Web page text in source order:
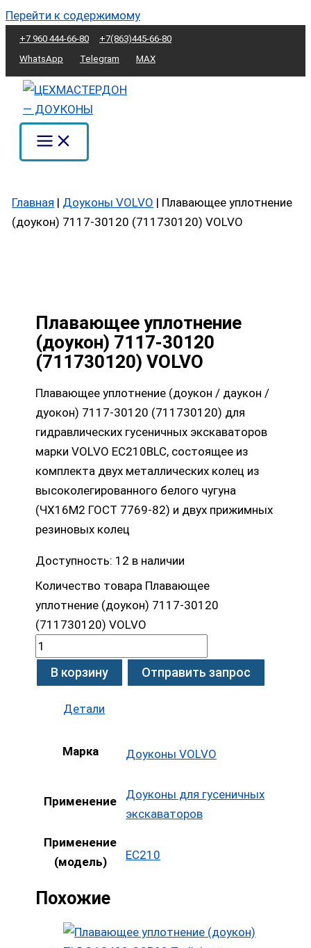
Перейти к содержимому
+7 960 444-66-80
+7(863)445-66-80
WhatsApp
Telegram MAX
Главная | Доуконы VOLVO | Плавающее уплотнение
(доукон) 7117-30120 (711730120) VOLVO
Плавающее уплотнение
(доукон) 7117-30120
(711730120) VOLVO
Плавающее уплотнение (доукон / даукон /
дуокон) 7117-30120 (711730120) для
гидравлических гусеничных экскаваторов
марки VOLVO EC210BLC, состоящее из
комплекта двух металлических колец из
высоколегированного белого чугуна
(ЧХ16М2 ГОСТ 7769-82) и двух прижимных
резиновых колец
Доступность: 12 в наличии
Количество товара Плавающее
уплотнение (доукон) 7117-30120
(711730120) VOLVO
В корзину Отправить запрос
Детали
Марка Доуконы VOLVO
Применение
Доуконы для гусеничных
экскаваторов
Применение
(модель)
EC210
Похожие